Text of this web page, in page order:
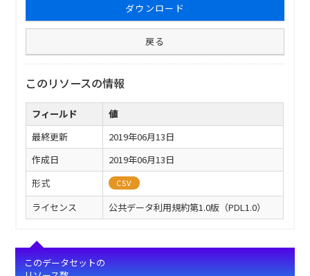
ダウンロード
戻る
このリソースの情報
フィールド
値
最終更新
2019年06月13日
作成日
2019年06月13日
形式
CSV
ライセンス 公共データ利用規約第1.0版（PDL1.0）
このデータセットの